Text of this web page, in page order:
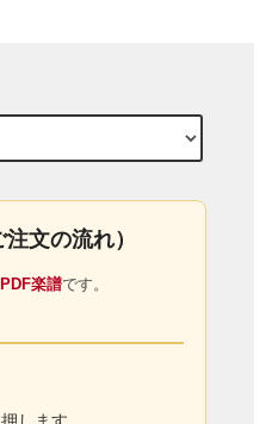
文の流れ）
PDF楽譜です。
します